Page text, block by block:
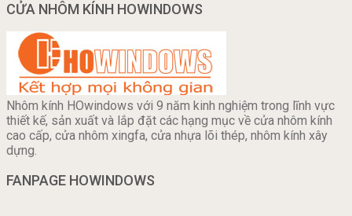
CỬA NHÔM KÍNH HOWINDOWS
Nhôm kính HOwindows với 9 năm kinh nghiệm trong lĩnh vực
thiết kế, sản xuất và lắp đặt các hạng mục về cửa nhôm kính
cao cấp, cửa nhôm xingfa, cửa nhựa lõi thép, nhôm kính xây
dựng.
FANPAGE HOWINDOWS